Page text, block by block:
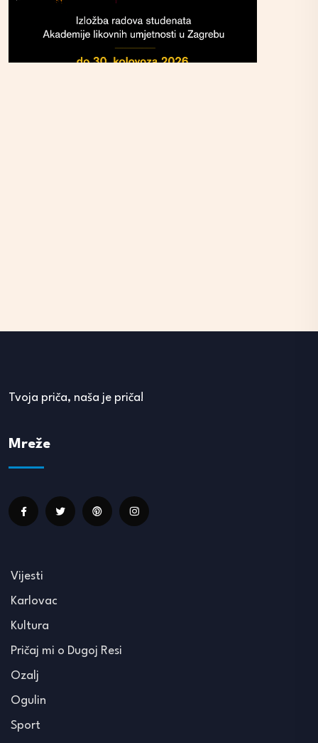
Tvoja priča, naša je priča!
Mreže
Vijesti
Karlovac
Kultura
Pričaj mi o Dugoj Resi
Ozalj
Ogulin
Sport